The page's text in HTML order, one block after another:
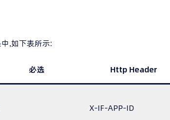
,如下表所示:
必选 Http Header
X-IF-APP-ID